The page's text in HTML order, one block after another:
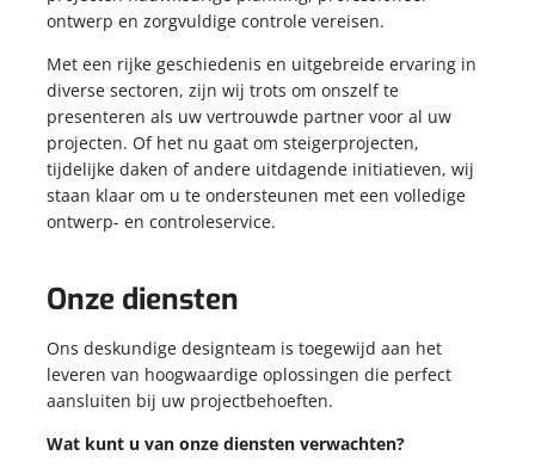
KOPPELINGEN
STEIGERNETTEN
STEIGERPLANKEN
WERKBRUGGEN
ROLSTEIGERS
STEIGERNETTEN
STEIGERPLANKEN
WERKBRUGGEN
ROLSTEIGERS
ontwerp en zorgvuldige controle vereisen.
Met een rijke geschiedenis en uitgebreide ervaring in
diverse sectoren, zijn wij trots om onszelf te
presenteren als uw vertrouwde partner voor al uw
projecten. Of het nu gaat om steigerprojecten,
tijdelijke daken of andere uitdagende initiatieven, wij
staan klaar om u te ondersteunen met een volledige
ontwerp- en controleservice.
Onze diensten
Ons deskundige designteam is toegewijd aan het
leveren van hoogwaardige oplossingen die perfect
aansluiten bij uw projectbehoeften.
Wat kunt u van onze diensten verwachten?